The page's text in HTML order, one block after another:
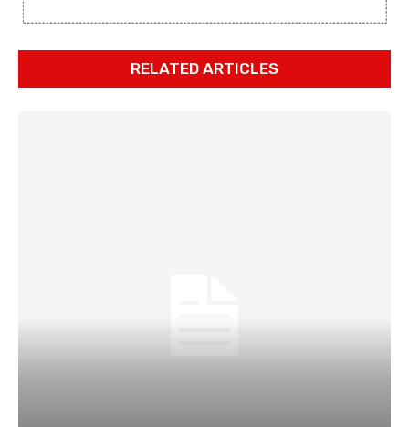
RELATED ARTICLES